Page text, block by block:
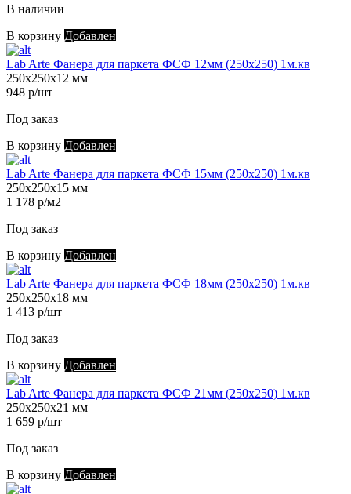
В наличии
В корзину Добавлен
Lab Arte Фанера для паркета ФСФ 12мм (250х250) 1м.кв
250х250х12 мм
948 р/шт
Под заказ
В корзину Добавлен
Lab Arte Фанера для паркета ФСФ 15мм (250х250) 1м.кв
250х250х15 мм
1 178 р/м2
Под заказ
В корзину Добавлен
Lab Arte Фанера для паркета ФСФ 18мм (250х250) 1м.кв
250х250х18 мм
1 413 р/шт
Под заказ
В корзину Добавлен
Lab Arte Фанера для паркета ФСФ 21мм (250х250) 1м.кв
250х250х21 мм
1 659 р/шт
Под заказ
В корзину Добавлен